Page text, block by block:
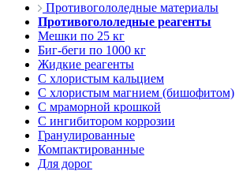
Противогололедные материалы
Противогололедные реагенты
Мешки по 25 кг
Биг-беги по 1000 кг
Жидкие реагенты
С хлористым кальцием
С хлористым магнием (бишофитом)
С мраморной крошкой
С ингибитором коррозии
Гранулированные
Компактированные
Для дорог